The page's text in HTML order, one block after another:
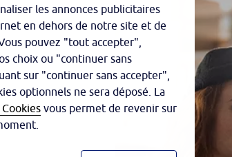
les annonces publicitaires
en dehors de notre site et de
pouvez "tout accepter",
choix ou "continuer sans
sur "continuer sans accepter",
optionnels ne sera déposé. La
vous permet de revenir sur